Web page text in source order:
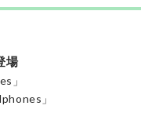
場
」
」